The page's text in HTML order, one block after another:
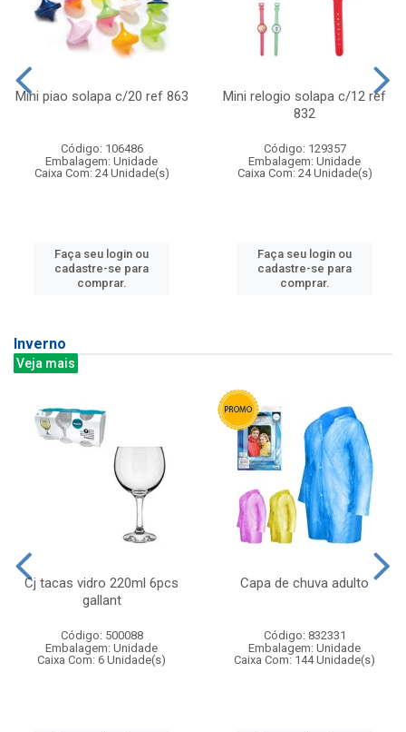
Mini piao solapa c/20 ref 863
Código: 106486
Embalagem: Unidade
Caixa Com: 24 Unidade(s)
Faça seu login ou
cadastre-se para
comprar.
Mini relogio solapa c/12 ref
832
Código: 129357
Embalagem: Unidade
Caixa Com: 24 Unidade(s)
Faça seu login ou
cadastre-se para
comprar.
Inverno
Veja mais
Cj tacas vidro 220ml 6pcs
gallant
Código: 500088
Embalagem: Unidade
Caixa Com: 6 Unidade(s)
Capa de chuva adulto
Código: 832331
Embalagem: Unidade
Caixa Com: 144 Unidade(s)